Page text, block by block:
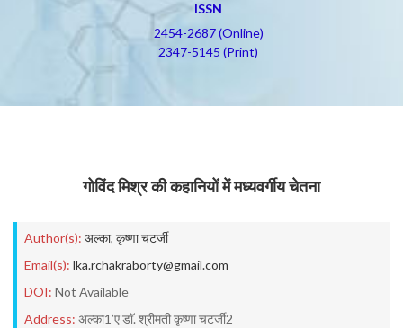
ISSN
2454-2687 (Online)
2347-5145 (Print)
गोविंद मिश्र की कहानियों में मध्यवर्गीय चेतना
Author(s): अल्का, कृष्णा चटर्जी
Email(s): lka.rchakraborty@gmail.com
DOI: Not Available
Address: अल्का1’ए डाॅ. श्रीमती कृष्णा चटर्जी2